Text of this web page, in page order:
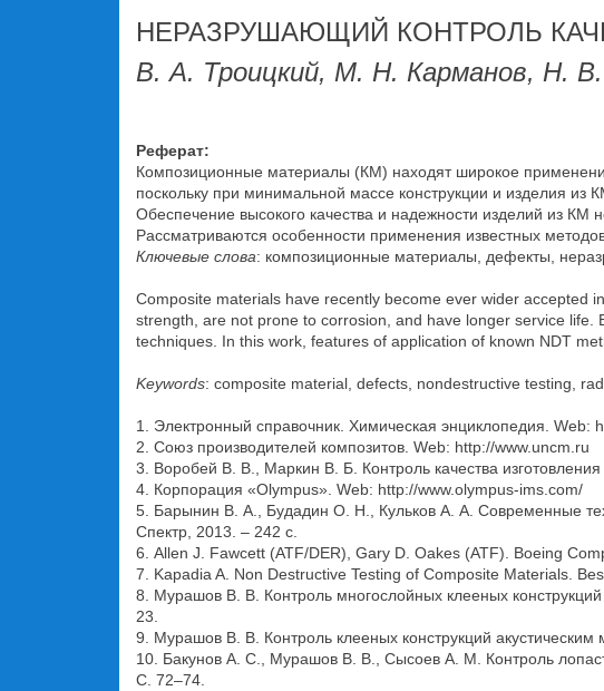
НЕРАЗРУШАЮЩИЙ КОНТРОЛЬ
В. А. Троицкий, М. Н. Карманов, Н. В.
Реферат:
Композиционные материалы (КМ) находят широкое
поскольку при минимальной массе конструкции и изделия
Обеспечение высокого качества и надежности изделий из
Рассматриваются особенности применения известных
Ключевые слова: композиционные материалы, дефекты,
Composite materials have recently become ever wider accepted
strength, are not prone to corrosion, and have longer service
techniques. In this work, features of application of known NDT
Keywords: composite material, defects, nondestructive testing,
1. Электронный справочник. Химическая энциклопедия. Web:
2. Союз производителей композитов. Web: http://www.uncm.ru
3. Воробей В. В., Маркин В. Б. Контроль качества
4. Корпорация «Olympus». Web: http://www.olympus-ims.com/
5. Барынин В. А., Будадин О. Н., Кульков А. А. Современные
Спектр, 2013. – 242 с.
6. Allen J. Fawcett (ATF/DER), Gary D. Oakes (ATF). Boeing
7. Kapadia A. Non Destructive Testing of Composite Materials.
8. Мурашов В. В. Контроль многослойных клееных
23.
9. Мурашов В. В. Контроль клееных конструкций
10. Бакунов А. С., Мурашов В. В., Сысоев А. М. Контроль
С. 72–74.